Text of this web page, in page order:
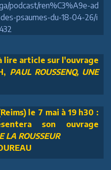
podcast/ren%C3%A9e-ad
psaumes-du-18-04-26/i
lire article sur l'ouvrage
PAUL ROUSSENQ, UNE
le 7 mai à 19 h30 :
son ouvrage
LA ROUSSEUR